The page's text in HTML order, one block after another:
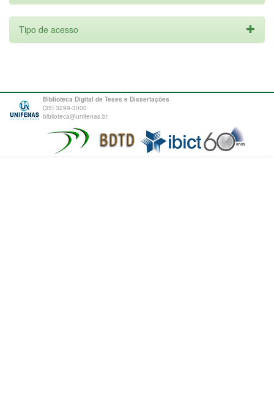
Tipo de acesso
Biblioteca Digital de Teses e Dissertações
(35) 3299-3000
biblioteca@unifenas.br